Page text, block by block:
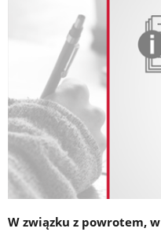
W związku z powrotem,